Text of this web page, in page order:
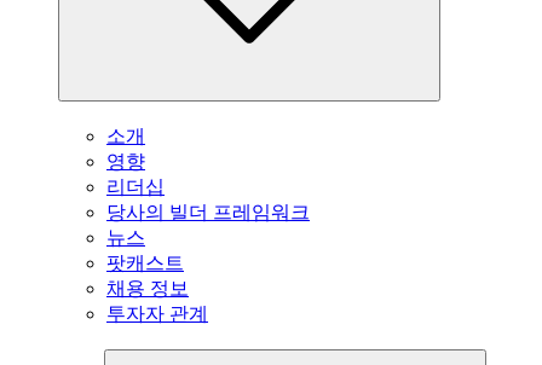
소개
영향
리더십
당사의 빌더 프레임워크
뉴스
팟캐스트
채용 정보
투자자 관계